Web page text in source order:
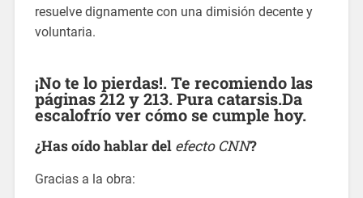
resuelve dignamente con una dimisión decente y
voluntaria.
¡No te lo pierdas!. Te recomiendo las
páginas 212 y 213. Pura catarsis.Da
escalofrío ver cómo se cumple hoy.
¿Has oído hablar del efecto CNN?
Gracias a la obra: